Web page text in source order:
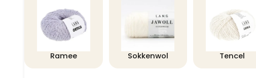
Ramee Sokkenwol Tencel